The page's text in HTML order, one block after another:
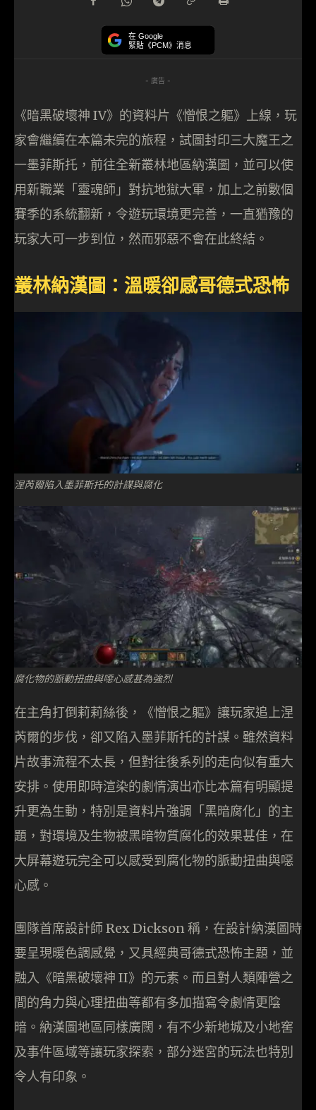
在 Google
緊貼《PCM》消息
- 廣告 -
《暗黑破壞神 IV》的資料片《憎恨之軀》上線，玩
家會繼續在本篇未完的旅程，試圖封印三大魔王之
一墨菲斯托，前往全新叢林地區納漢圖，並可以使
用新職業「靈魂師」對抗地獄大軍，加上之前數個
賽季的系統翻新，令遊玩環境更完善，一直猶豫的
玩家大可一步到位，然而邪惡不會在此終結。
叢林納漢圖：溫暖卻感哥德式恐怖
涅芮爾陷入墨菲斯托的計謀與腐化
腐化物的脈動扭曲與噁心感甚為強烈
在主角打倒莉莉絲後，《憎恨之軀》讓玩家追上涅
芮爾的步伐，卻又陷入墨菲斯托的計謀。雖然資料
片故事流程不太長，但對往後系列的走向似有重大
安排。使用即時渲染的劇情演出亦比本篇有明顯提
升更為生動，特別是資料片強調「黑暗腐化」的主
題，對環境及生物被黑暗物質腐化的效果甚佳，在
大屏幕遊玩完全可以感受到腐化物的脈動扭曲與噁
心感。
團隊首席設計師 Rex Dickson 稱，在設計納漢圖時
要呈現暖色調感覺，又具經典哥德式恐怖主題，並
融入《暗黑破壞神 II》的元素。而且對人類陣營之
間的角力與心理扭曲等都有多加描寫令劇情更陰
暗。納漢圖地區同樣廣闊，有不少新地城及小地窖
及事件區域等讓玩家探索，部分迷宮的玩法也特別
令人有印象。